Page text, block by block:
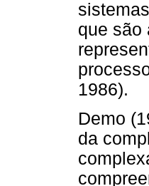
que são
1986).
Demo
da